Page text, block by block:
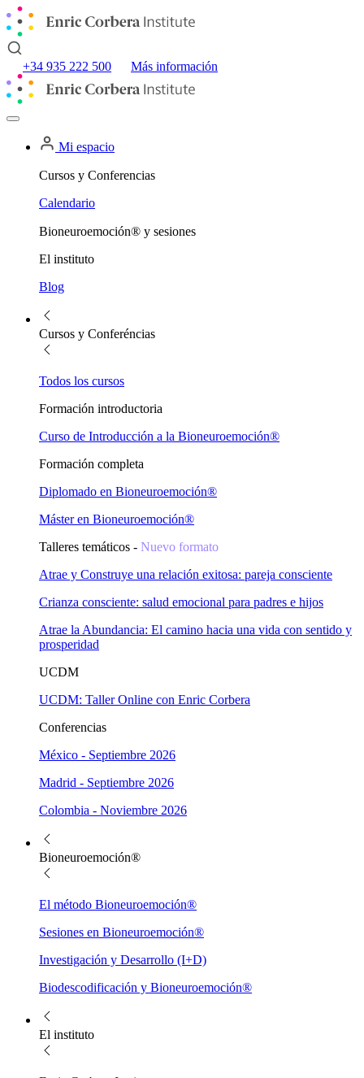
+34 935 222 500 Más información
Mi espacio
Cursos y Conferencias
Calendario
Bioneuroemoción® y sesiones
El instituto
Blog
Cursos y Conferéncias
Todos los cursos
Formación introductoria
Curso de Introducción a la Bioneuroemoción®
Formación completa
Diplomado en Bioneuroemoción®
Máster en Bioneuroemoción®
Talleres temáticos - Nuevo formato
Atrae y Construye una relación exitosa: pareja consciente
Crianza consciente: salud emocional para padres e hijos
Atrae la Abundancia: El camino hacia una vida con sentido y
prosperidad
UCDM
UCDM: Taller Online con Enric Corbera
Conferencias
México - Septiembre 2026
Madrid - Septiembre 2026
Colombia - Noviembre 2026
Bioneuroemoción®
El método Bioneuroemoción®
Sesiones en Bioneuroemoción®
Investigación y Desarrollo (I+D)
Biodescodificación y Bioneuroemoción®
El instituto